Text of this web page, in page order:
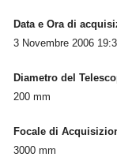
Data e Ora di
3 Novembre 2006
Diametro del
200 mm
Focale di
3000 mm